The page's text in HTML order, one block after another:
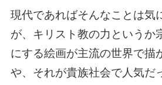
現代であればそんなことは気
が、キリスト教の力というか
にする絵画が主流の世界で描
や、それが貴族社会で人気だ